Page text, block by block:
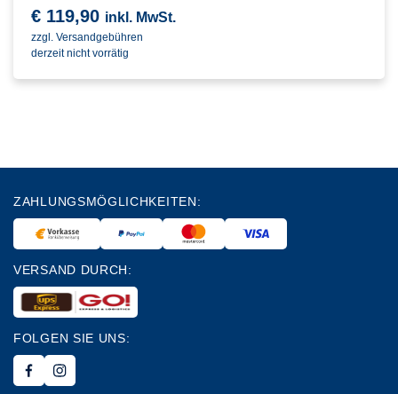
€ 119,90 inkl. MwSt.
zzgl. Versandgebühren
derzeit nicht vorrätig
ZAHLUNGSMÖGLICHKEITEN:
VERSAND DURCH:
FOLGEN SIE UNS: